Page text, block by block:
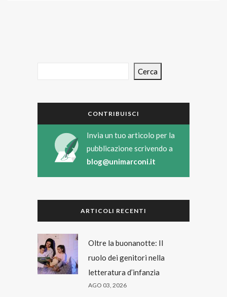
Cerca
CONTRIBUISCI
Invia un tuo articolo per la
pubblicazione scrivendo a
blog@unimarconi.it
ARTICOLI RECENTI
Oltre la buonanotte: Il
ruolo dei genitori nella
letteratura d’infanzia
AGO 03, 2026